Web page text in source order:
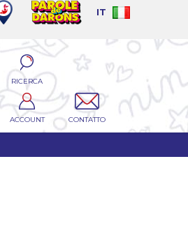
IT
RICERCA
ACCOUNT CONTATTO